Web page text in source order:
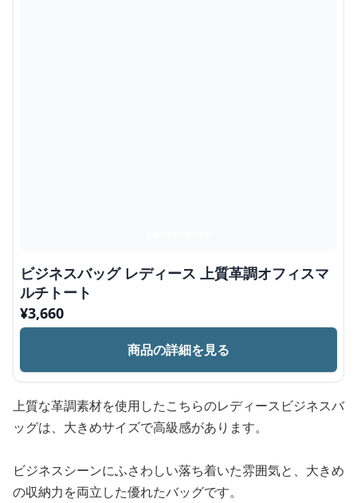
ビジネスバッグ レディース 上質革調オフィスマ
ルチトート
¥3,660
商品の詳細を見る
上質な革調素材を使用したこちらのレディースビジネスバ
ッグは、大きめサイズで高級感があります。
ビジネスシーンにふさわしい落ち着いた雰囲気と、大きめ
の収納力を両立した優れたバッグです。